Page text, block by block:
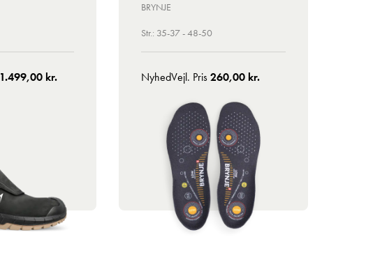
1.499,00 kr.
BRYNJE
Str.: 35-37 - 48-50
NyhedVejl. Pris260,00 kr.